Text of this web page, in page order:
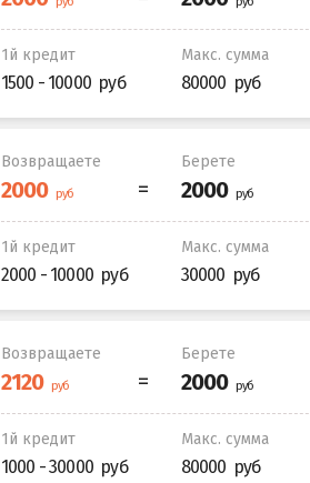
1й кредит
1500 - 10000
Макс. сумма
80000
Возвращаете Берете
1й кредит
2000 - 10000
Макс. сумма
30000
Возвращаете Берете
1й кредит
1000 - 30000
Макс. сумма
80000